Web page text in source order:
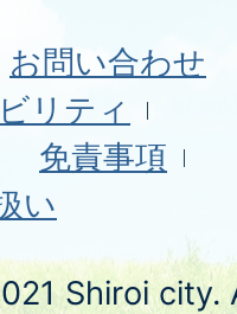
お問い合わせ
リティ
免責事項
い
Shiroi city.